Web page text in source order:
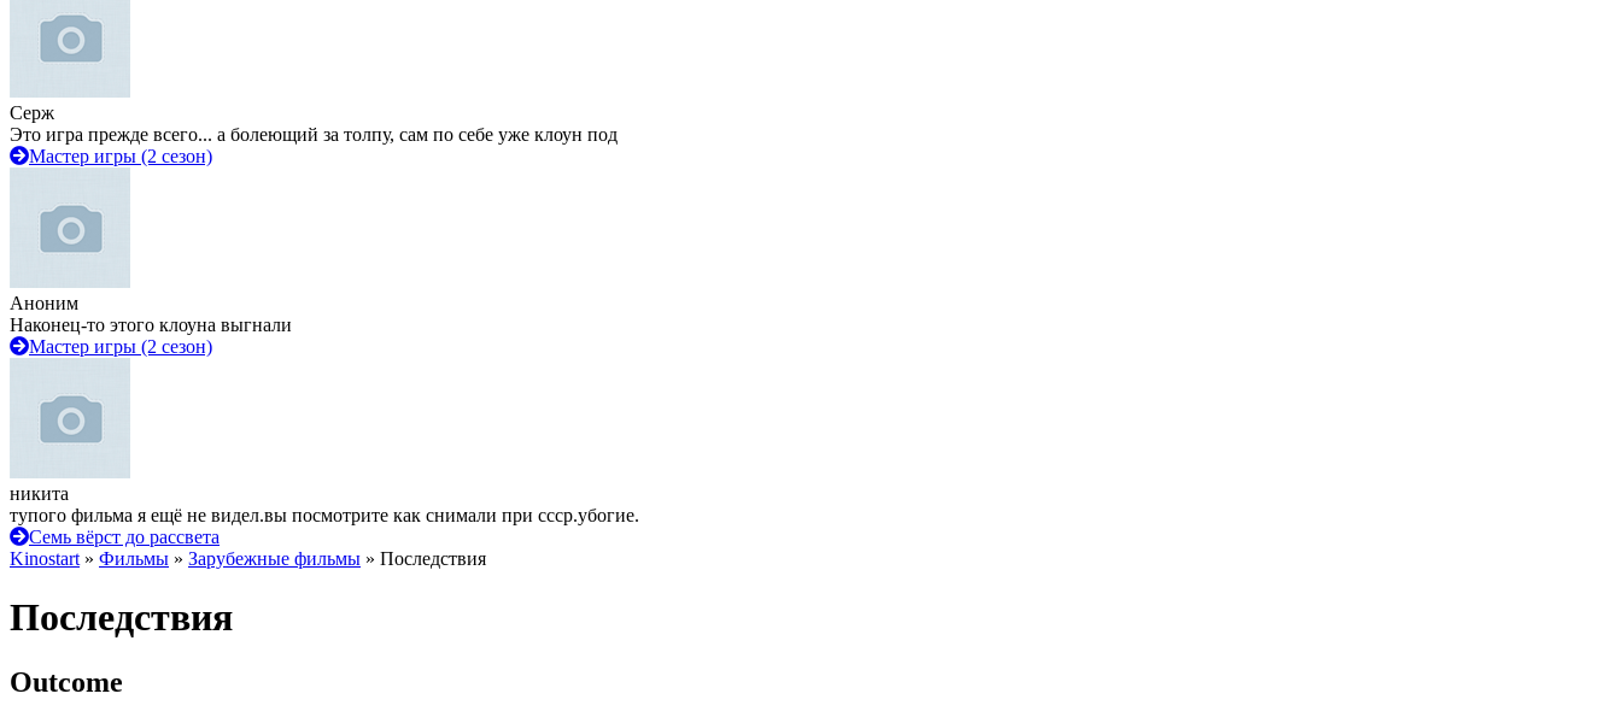
Серж
Это игра прежде всего... а болеющий за толпу, сам по себе уже клоун под
Мастер игры (2 сезон)
Аноним
Наконец-то этого клоуна выгнали
Мастер игры (2 сезон)
никита
тупого фильма я ещё не видел.вы посмотрите как снимали при ссср.убогие.
Семь вёрст до рассвета
Kinostart » Фильмы » Зарубежные фильмы » Последствия
Последствия
Outcome